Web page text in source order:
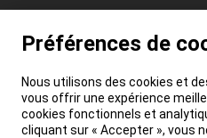
Préférences de
Nous utilisons des cookies et
vous offrir une expérience
cookies fonctionnels et
cliquant sur « Accepter », vous